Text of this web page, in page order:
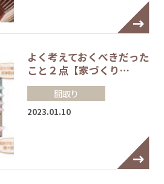
よく考えておくべきだった
こと２点【家づくり…
間取り
2023.01.10